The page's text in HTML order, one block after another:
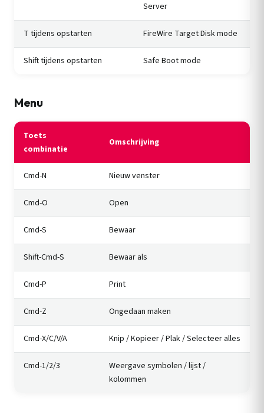
Server
T tijdens opstarten FireWire Target Disk mode
Shift tijdens opstarten Safe Boot mode
Menu
Toets
combinatie
Omschrijving
Cmd-N Nieuw venster
Cmd-O Open
Cmd-S Bewaar
Shift-Cmd-S Bewaar als
Cmd-P Print
Cmd-Z Ongedaan maken
Cmd-X/C/V/A Knip / Kopieer / Plak / Selecteer alles
Cmd-1/2/3
Weergave symbolen / lijst /
kolommen